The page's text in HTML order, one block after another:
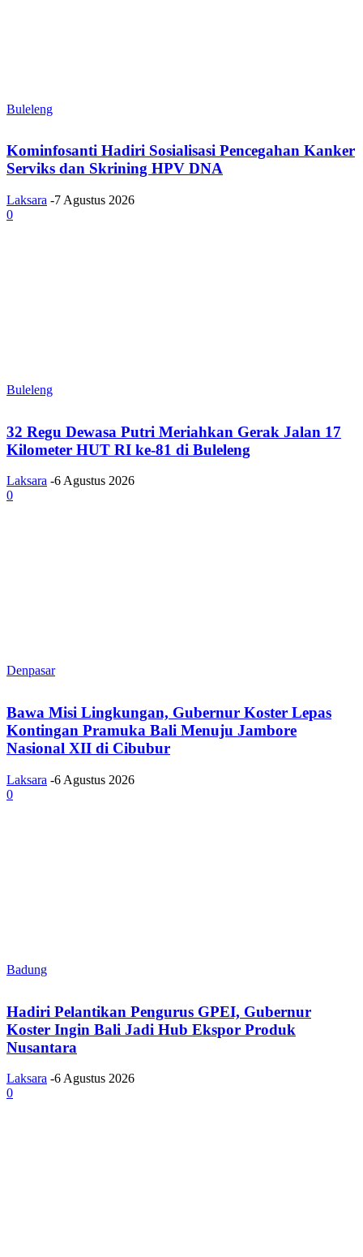
Buleleng
Kominfosanti Hadiri Sosialisasi Pencegahan Kanker
Serviks dan Skrining HPV DNA
Laksara -7 Agustus 2026
0
Buleleng
32 Regu Dewasa Putri Meriahkan Gerak Jalan 17
Kilometer HUT RI ke-81 di Buleleng
Laksara -6 Agustus 2026
0
Denpasar
Bawa Misi Lingkungan, Gubernur Koster Lepas
Kontingan Pramuka Bali Menuju Jambore
Nasional XII di Cibubur
Laksara -6 Agustus 2026
0
Badung
Hadiri Pelantikan Pengurus GPEI, Gubernur
Koster Ingin Bali Jadi Hub Ekspor Produk
Nusantara
Laksara -6 Agustus 2026
0